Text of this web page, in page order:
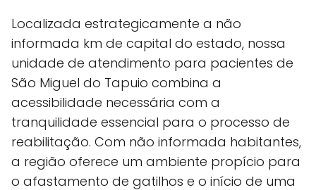
Localizada estrategicamente a não
informada km de capital do estado, nossa
unidade de atendimento para pacientes de
São Miguel do Tapuio combina a
acessibilidade necessária com a
tranquilidade essencial para o processo de
reabilitação. Com não informada habitantes,
a região oferece um ambiente propício para
o afastamento de gatilhos e o início de uma